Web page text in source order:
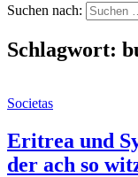
Suchen nach:
Schlagwort:
Societas
Eritrea und
der ach so